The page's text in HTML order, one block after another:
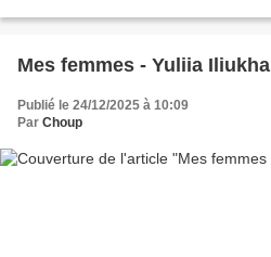
Mes femmes - Yuliia Iliukha
Publié le 24/12/2025 à 10:09
Par Choup